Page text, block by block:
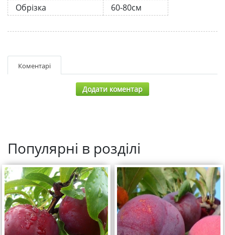
Обрізка
60-80см
Коментарі
Додати коментар
Популярні в розділі